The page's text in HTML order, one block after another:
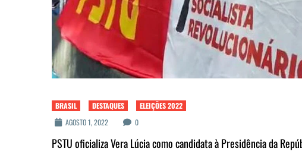
BRASIL DESTAQUES
ELEIÇÕES 2022
AGOSTO 1, 2022
0
PSTU oficializa Vera Lúcia como candidata à Presidência da